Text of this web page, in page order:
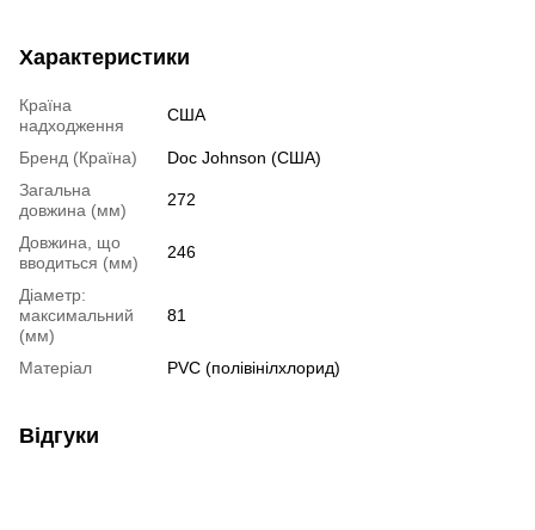
Характеристики
Країна
надходження
США
Бренд (Країна)
Doc Johnson (США)
Загальна
довжина (мм)
272
Довжина, що
вводиться (мм)
246
Діаметр:
максимальний
(мм)
81
Матеріал PVC (полівінілхлорид)
Відгуки